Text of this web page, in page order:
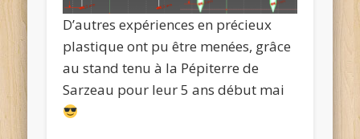
D’autres expériences en précieux
plastique ont pu être menées, grâce
au stand tenu à la Pépiterre de
Sarzeau pour leur 5 ans début mai